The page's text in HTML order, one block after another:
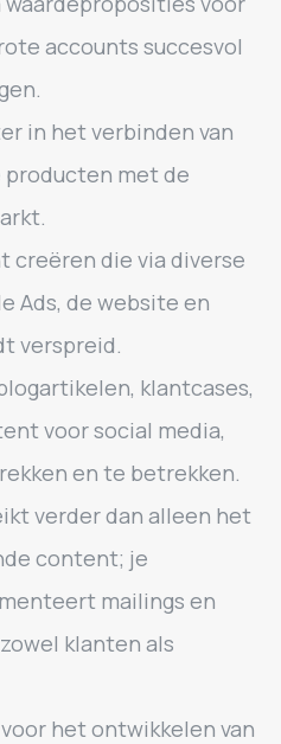
accounts succesvol
in het verbinden van
producten met de
creëren die via diverse
Ads, de website en
verspreid.
klantcases,
voor social media,
en te betrekken.
verder dan alleen het
content; je
mailings en
klanten als
het ontwikkelen van